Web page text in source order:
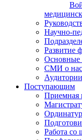
Научно-
Развитие
Основные
СМИ о нас
Аудитории
Поступающим
Приемная
Работа со